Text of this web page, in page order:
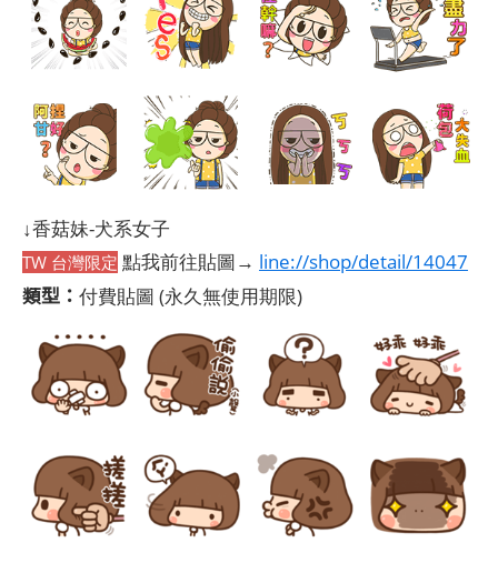
↓香菇妹-犬系女子
TW 台灣限定 點我前往貼圖→ line://shop/detail/14047
類型： 付費貼圖 (永久無使用期限)